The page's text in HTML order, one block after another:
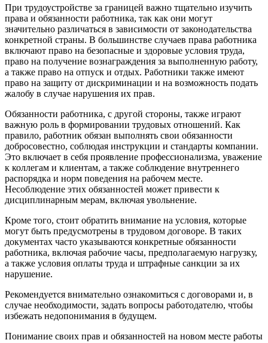
При трудоустройстве за границей важно тщательно изучить
права и обязанности работника, так как они могут
значительно различаться в зависимости от законодательства
конкретной страны. В большинстве случаев права работника
включают право на безопасные и здоровые условия труда,
право на получение вознаграждения за выполненную работу,
а также право на отпуск и отдых. Работники также имеют
право на защиту от дискриминации и на возможность подать
жалобу в случае нарушения их прав.
Обязанности работника, с другой стороны, также играют
важную роль в формировании трудовых отношений. Как
правило, работник обязан выполнять свои обязанности
добросовестно, соблюдая инструкции и стандарты компании.
Это включает в себя проявление профессионализма, уважение
к коллегам и клиентам, а также соблюдение внутреннего
распорядка и норм поведения на рабочем месте.
Несоблюдение этих обязанностей может привести к
дисциплинарным мерам, включая увольнение.
Кроме того, стоит обратить внимание на условия, которые
могут быть предусмотрены в трудовом договоре. В таких
документах часто указываются конкретные обязанности
работника, включая рабочие часы, предполагаемую нагрузку,
а также условия оплаты труда и штрафные санкции за их
нарушение.
Рекомендуется внимательно ознакомиться с договорами и, в
случае необходимости, задать вопросы работодателю, чтобы
избежать недопонимания в будущем.
Понимание своих прав и обязанностей на новом месте работы